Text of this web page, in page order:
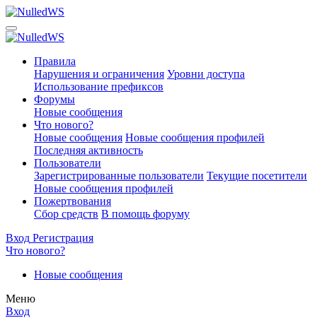
Правила
Нарушения и ограничения Уровни доступа
Использование префиксов
Форумы
Новые сообщения
Что нового?
Новые сообщения Новые сообщения профилей
Последняя активность
Пользователи
Зарегистрированные пользователи Текущие посетители
Новые сообщения профилей
Пожертвования
Сбор средств В помощь форуму
Вход Регистрация
Что нового?
Новые сообщения
Меню
Вход